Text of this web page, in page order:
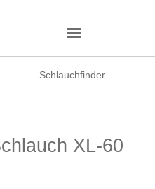
Schlauchfinder
XL-60